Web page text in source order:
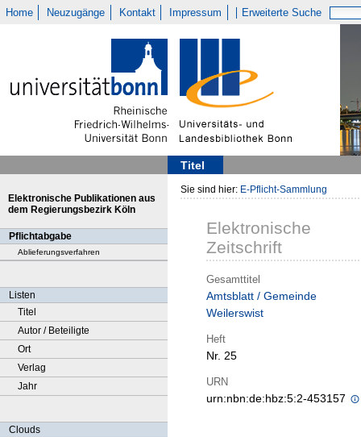
Home Neuzugänge Kontakt Impressum Erweiterte Suche
Titel
Elektronische Publikationen aus
dem Regierungsbezirk Köln
Pflichtabgabe
Ablieferungsverfahren
Listen
Titel
Autor / Beteiligte
Ort
Verlag
Jahr
Clouds
Sie sind hier: E-Pflicht-Sammlung
Elektronische
Zeitschrift
Gesamttitel
Amtsblatt / Gemeinde
Weilerswist
Heft
Nr. 25
URN
urn:nbn:de:hbz:5:2-453157